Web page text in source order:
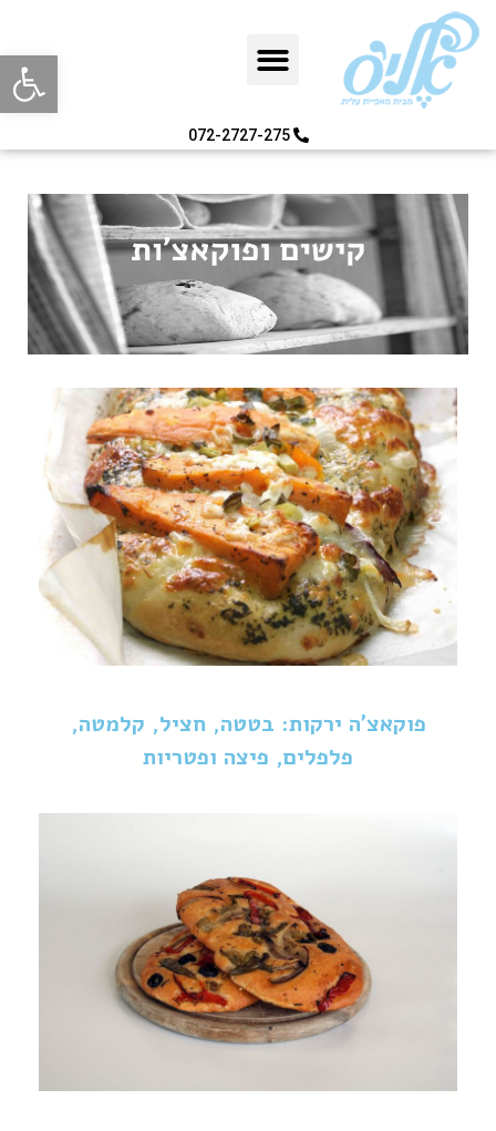
פתח
072-2727-275
פוקאצ'ה ירקות: בטטה, חציל, קלמטה,
פלפלים, פיצה ופטריות